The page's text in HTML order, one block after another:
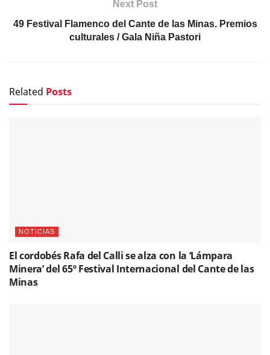
Next Post
49 Festival Flamenco del Cante de las Minas. Premios
culturales / Gala Niña Pastori
Related Posts
NOTICIAS
El cordobés Rafa del Calli se alza con la ‘Lámpara
Minera’ del 65º Festival Internacional del Cante de las
Minas